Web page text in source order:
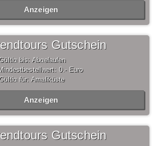
Anzeigen
Gutschein
bis: Abgelaufen
0,- Euro
für: Amaliküste
Anzeigen
Gutschein